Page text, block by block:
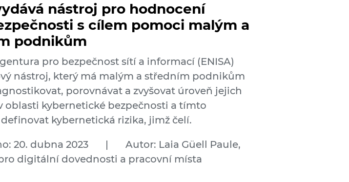
nástroj pro hodnocení
s cílem pomoci malým a
podnikům
pro bezpečnost sítí a informací (ENISA)
nástroj, který má malým a středním podnikům
porovnávat a zvyšovat úroveň jejich
oblasti kybernetické bezpečnosti a tímto
kybernetická rizika, jimž čelí.
20. dubna 2023 |
Autor: Laia Güell Paule,
digitální dovednosti a pracovní místa